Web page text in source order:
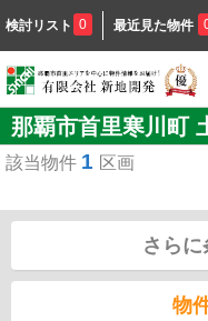
検討リスト 0 最近見た物件
那覇市首里寒川町
該当物件 1 区画
さら
物